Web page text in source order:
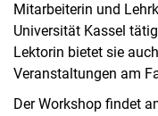
Mitarbeiterin und
Universität Kassel
Lektorin bietet sie
Veranstaltungen am
Der Workshop findet